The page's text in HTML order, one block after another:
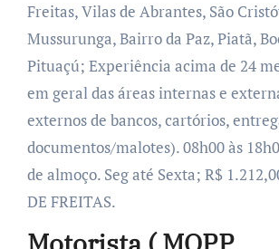
Freitas, Vilas de Abrantes, São
Mussurunga, Bairro da Paz, Piatã,
Pituaçú; Experiência acima de 24
em geral das áreas internas e
externos de bancos, cartórios,
documentos/malotes). 08h00 às
de almoço. Seg até Sexta; R$
DE FREITAS.